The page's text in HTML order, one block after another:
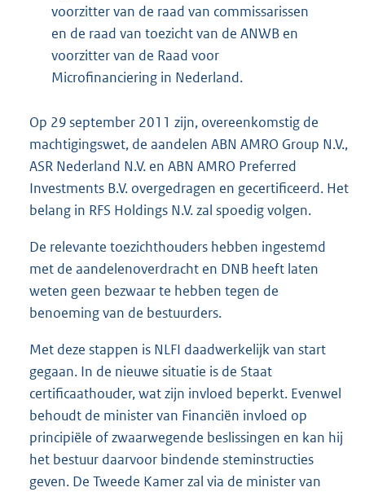
voorzitter van de raad van commissarissen
en de raad van toezicht van de ANWB en
voorzitter van de Raad voor
Microfinanciering in Nederland.
Op 29 september 2011 zijn, overeenkomstig de
machtigingswet, de aandelen ABN AMRO Group N.V.,
ASR Nederland N.V. en ABN AMRO Preferred
Investments B.V. overgedragen en gecertificeerd. Het
belang in RFS Holdings N.V. zal spoedig volgen.
De relevante toezichthouders hebben ingestemd
met de aandelenoverdracht en DNB heeft laten
weten geen bezwaar te hebben tegen de
benoeming van de bestuurders.
Met deze stappen is NLFI daadwerkelijk van start
gegaan. In de nieuwe situatie is de Staat
certificaathouder, wat zijn invloed beperkt. Evenwel
behoudt de minister van Financiën invloed op
principiële of zwaarwegende beslissingen en kan hij
het bestuur daarvoor bindende steminstructies
geven. De Tweede Kamer zal via de minister van